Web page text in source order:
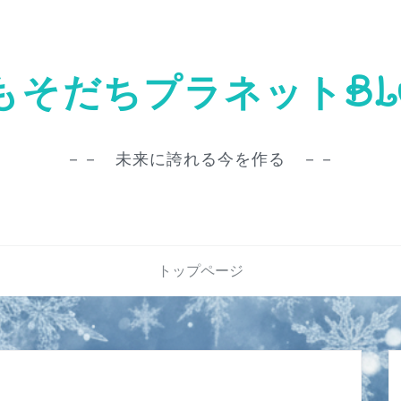
そだちプラネット
－－ 未来に誇れる今を作る －－
トップページ